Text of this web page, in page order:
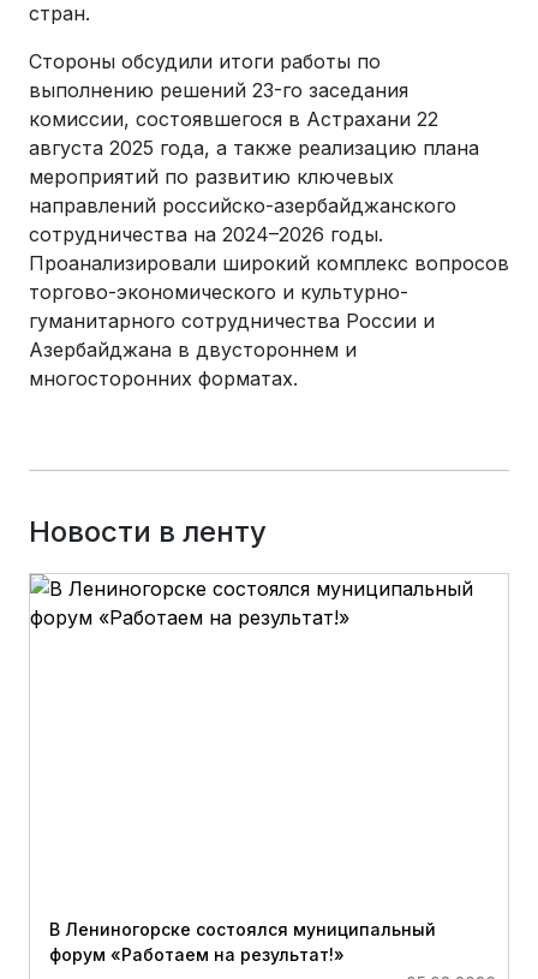
стран.
Стороны обсудили итоги работы по
выполнению решений 23-го заседания
комиссии, состоявшегося в Астрахани 22
августа 2025 года, а также реализацию плана
мероприятий по развитию ключевых
направлений российско-азербайджанского
сотрудничества на 2024–2026 годы.
Проанализировали широкий комплекс вопросов
торгово-экономического и культурно-
гуманитарного сотрудничества России и
Азербайджана в двустороннем и
многосторонних форматах.
Новости в ленту
В Лениногорске состоялся муниципальный
форум «Работаем на результат!»